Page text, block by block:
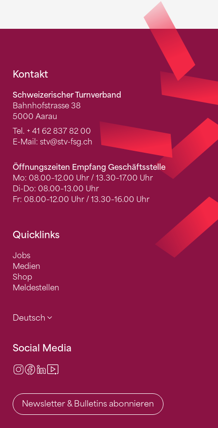
Fusszeile
Kontakt
Schweizerischer Turnverband
Bahnhofstrasse 38
5000 Aarau
Tel. + 41 62 837 82 00
E-Mail: stv@stv-fsg.ch
Öffnungszeiten Empfang Geschäftsstelle
Mo: 08.00–12.00 Uhr / 13.30–17.00 Uhr
Di-Do: 08.00–13.00 Uhr
Fr: 08.00–12.00 Uhr / 13.30–16.00 Uhr
Quicklinks
Jobs
Medien
Shop
Meldestellen
Deutsch
Social Media
Instagram
Facebook
LinkedIn
Newsletter & Bulletins abonnieren